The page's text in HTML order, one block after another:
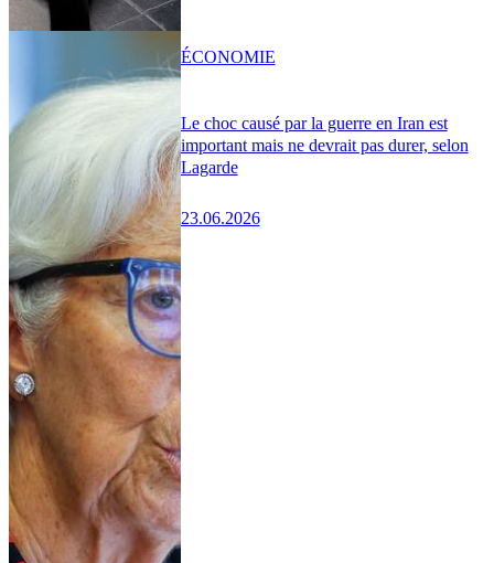
Le choc causé par la guerre en Iran est
important mais ne devrait pas durer, selon
Lagarde
23.06.2026
ÉCONOMIE